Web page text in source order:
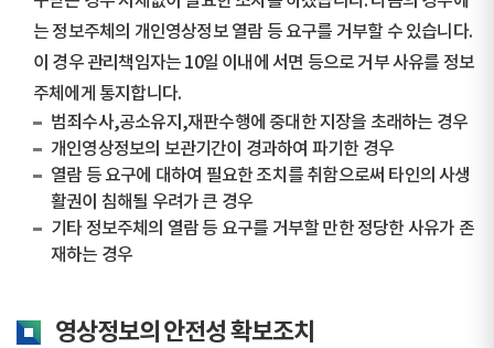
는 정보주체의 개인영상정보 열람 등 요구를 거부할 수 있습니다.
이 경우 관리책임자는 10일 이내에 서면 등으로 거부 사유를 정보
주체에게 통지합니다.
범죄수사,공소유지,재판수행에 중대한 지장을 초래하는 경우
개인영상정보의 보관기간이 경과하여 파기한 경우
열람 등 요구에 대하여 필요한 조치를 취함으로써 타인의 사생
활권이 침해될 우려가 큰 경우
기타 정보주체의 열람 등 요구를 거부할 만한 정당한 사유가 존
재하는 경우
영상정보의 안전성 확보조치